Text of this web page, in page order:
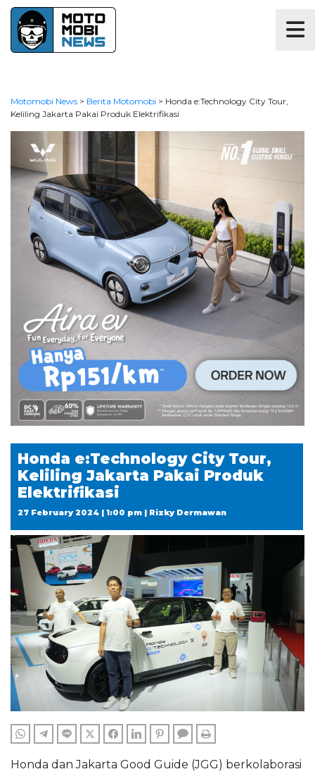
Motomobi News > Berita Motomobi > Honda e:Technology City Tour,
Keliling Jakarta Pakai Produk Elektrifikasi
Honda e:Technology City Tour,
Keliling Jakarta Pakai Produk
Elektrifikasi
27 February 2024 | 1:00 pm | Rizky Dermawan
WHATSAPPTELEGRAM
LINE TWITTERFACEBOOKLINKEDINPINTERESTCOMMENTS
Honda dan Jakarta Good Guide (JGG) berkolaborasi